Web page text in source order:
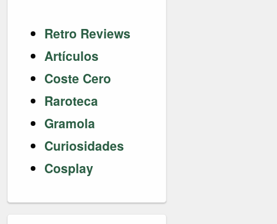
Retro Reviews
Artículos
Coste Cero
Raroteca
Gramola
Curiosidades
Cosplay